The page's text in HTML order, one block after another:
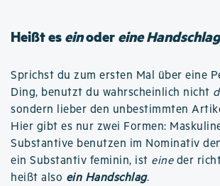
Heißt eseinodereine Handschlag
Sprichst du zum ersten Mal über eine
Ding, benutzt du wahrscheinlich nicht
sondern lieber den unbestimmten
Hier gibt es nur zwei Formen:
Substantive benutzen im Nominativ
ein Substantiv feminin, ist eineder
heißt also ein Handschlag.